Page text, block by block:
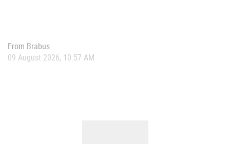
From Brabus
09 August 2026, 10:57 AM